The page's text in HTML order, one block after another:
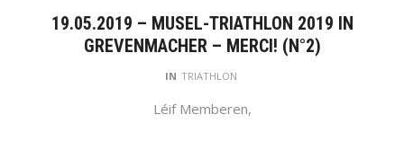
19.05.2019 – MUSEL-TRIATHLON 2019 IN
GREVENMACHER – MERCI! (N°2)
IN TRIATHLON
Léif Memberen,